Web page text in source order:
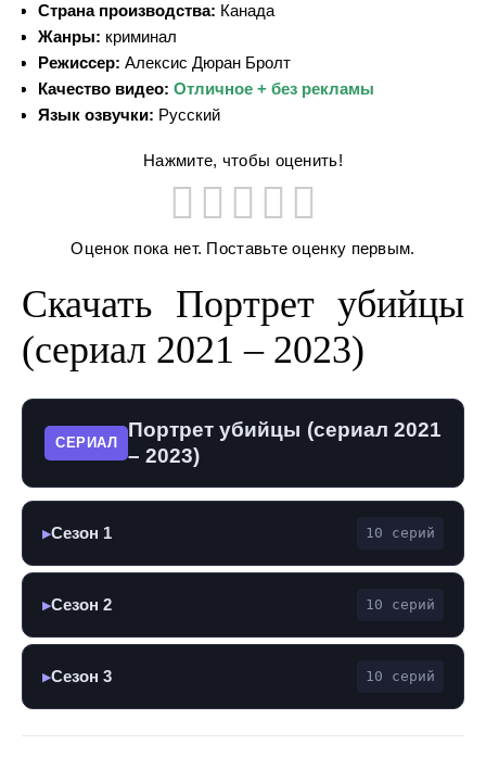
Страна производства: Канада
Жанры: криминал
Режиссер: Алексис Дюран Бролт
Качество видео: Отличное + без рекламы
Язык озвучки: Русский
Нажмите, чтобы оценить!
Оценок пока нет. Поставьте оценку первым.
Скачать Портрет убийцы
(сериал 2021 – 2023)
СЕРИАЛ
Портрет убийцы (сериал 2021
– 2023)
▶Сезон 1 10 серий
▶Сезон 2 10 серий
▶Сезон 3 10 серий